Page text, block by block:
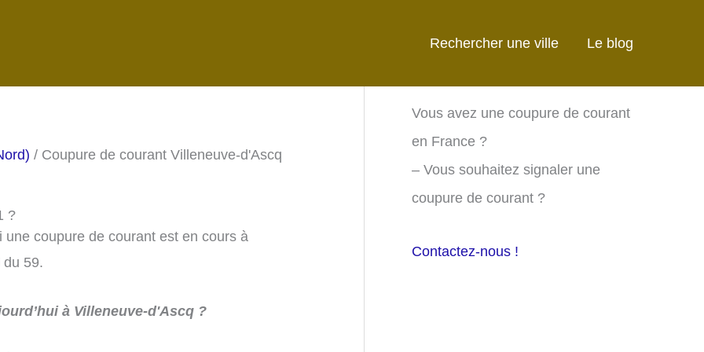
Rechercher une ville Le blog
/ Coupure de courant Villeneuve-d'Ascq
?
une coupure de courant est en cours à
59.
à Villeneuve-d'Ascq ?
Vous avez une coupure de courant
en France ?
– Vous souhaitez signaler une
coupure de courant ?
Contactez-nous !